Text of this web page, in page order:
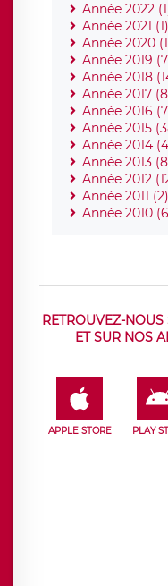
Année 2022
Année 2021 (1)
Année 2020
Année 2019
Année 2018
Année 2017
Année 2016
Année 2015
Année 2014
Année 2013
Année 2012
Année 2011 (2)
Année 2010
RETROUVEZ-NOUS
ET SUR NOS
APPLE STORE PLAY